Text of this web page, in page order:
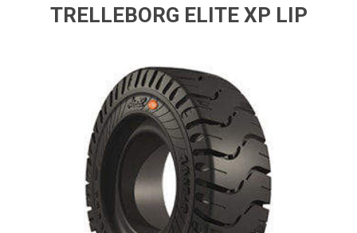
TRELLEBORG ELITE XP LIP